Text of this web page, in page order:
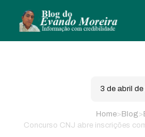
3 de abril
Home> Blog>
Concurso CNJ abre inscrições